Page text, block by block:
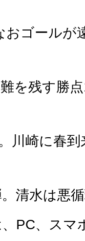
おゴールが
を残す勝
川崎に春到
清水は悪
、PC、スマ